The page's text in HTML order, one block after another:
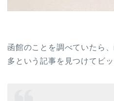
函館のことを調べていたら
多という記事を見つけてビッ